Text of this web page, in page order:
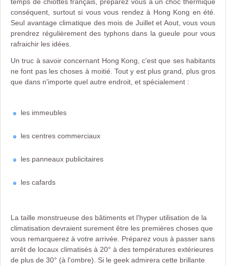
conséquent, surtout si vous vous rendez à Hong Kong en été.
Seul avantage climatique des mois de Juillet et Aout, vous vous
prendrez régulièrement des typhons dans la gueule pour vous
rafraichir les idées.
Un truc à savoir concernant Hong Kong, c'est que ses habitants
ne font pas les choses à moitié. Tout y est plus grand, plus gros
que dans n'importe quel autre endroit, et spécialement :
les immeubles
les centres commerciaux
les panneaux publicitaires
les cafards
La taille monstrueuse des bâtiments et l'hyper utilisation de la
climatisation devraient surement être les premières choses que
vous remarquerez à votre arrivée. Préparez vous à passer sans
arrêt de locaux climatisés à 20° à des températures extérieures
de plus de 30° (à l'ombre). Si le geek admirera cette brillante